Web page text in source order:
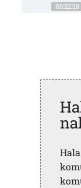
00:22:29